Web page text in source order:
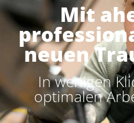
Mit
neuen
In wenigen
optimalen